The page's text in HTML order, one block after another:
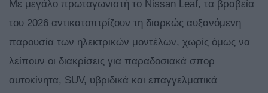
Με μεγάλο πρωταγωνιστή το Nissan Leaf, τα βραβεία
του 2026 αντικατοπτρίζουν τη διαρκώς αυξανόμενη
παρουσία των ηλεκτρικών μοντέλων, χωρίς όμως να
λείπουν οι διακρίσεις για παραδοσιακά σπορ
αυτοκίνητα, SUV, υβριδικά και επαγγελματικά